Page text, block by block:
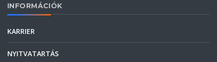
INFORMÁCIÓK
KARRIER
NYITVATARTÁS